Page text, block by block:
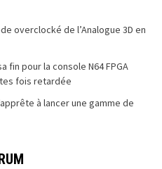
overclocké de l’Analogue 3D en
fin pour la console N64 FPGA
fois retardée
à lancer une gamme de